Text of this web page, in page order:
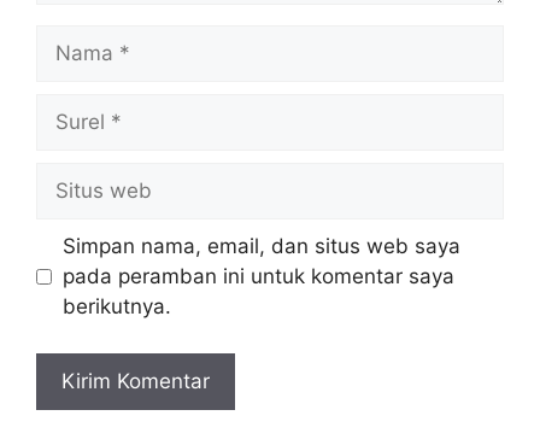
Nama
Surel
Situs
web
Simpan nama, email, dan situs web saya
pada peramban ini untuk komentar saya
berikutnya.